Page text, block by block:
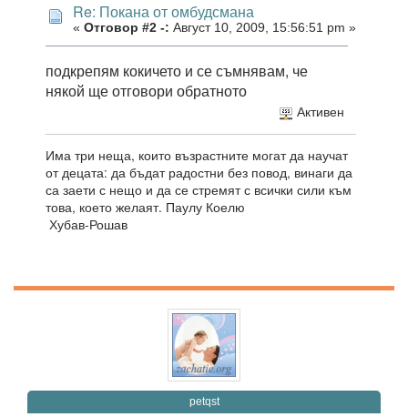
Re: Покана от омбудсмана
« Отговор #2 -: Август 10, 2009, 15:56:51 pm »
подкрепям кокичето и се съмнявам, че
някой ще отговори обратното
Активен
Има три неща, които възрастните могат да научат
от децата: да бъдат радостни без повод, винаги да
са заети с нещо и да се стремят с всички сили към
това, което желаят. Паулу Коелю
Хубав-Рошав
petqst